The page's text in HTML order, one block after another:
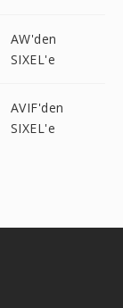
AW'den
SIXEL'e
AVIF'den
SIXEL'e